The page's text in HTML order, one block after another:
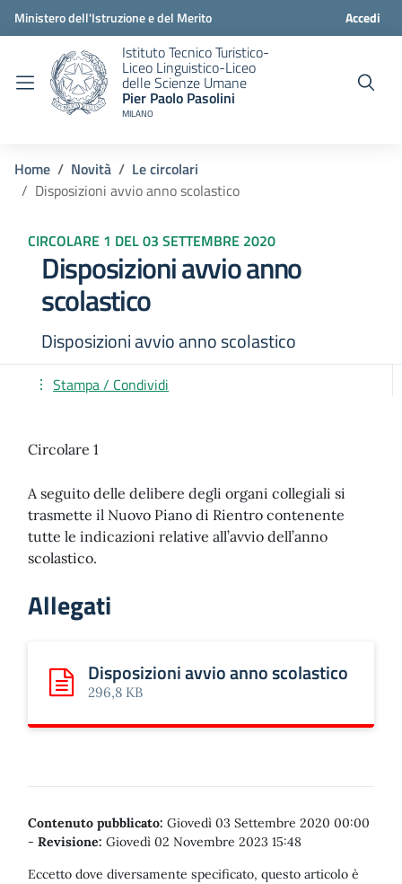
Ministero dell'Istruzione e del Merito Accedi
Istituto Tecnico Turistico-
Liceo Linguistico-Liceo
delle Scienze Umane
Pier Paolo Pasolini
MILANO
Home Novità
Le circolari
Disposizioni avvio anno scolastico
CIRCOLARE 1 DEL 03 SETTEMBRE 2020
Disposizioni avvio anno
scolastico
Disposizioni avvio anno scolastico
Stampa / Condividi
Circolare 1
A seguito delle delibere degli organi collegiali si
trasmette il Nuovo Piano di Rientro contenente
tutte le indicazioni relative all’avvio dell’anno
scolastico.
Allegati
Scarica: Disposizioni avvio anno scolastico
Disposizioni avvio anno scolastico
296,8 KB
Contenuto pubblicato: Giovedì 03 Settembre 2020 00:00
- Revisione: Giovedì 02 Novembre 2023 15:48
Eccetto dove diversamente specificato, questo articolo è